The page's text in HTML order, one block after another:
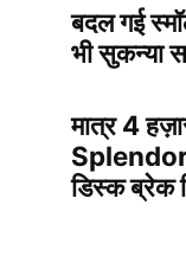
बदल गई
भी सुकन्या
मात्र 4
डिस्क ब्रेक